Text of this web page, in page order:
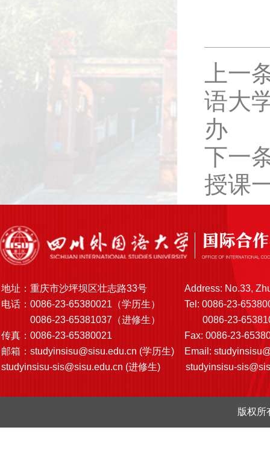
上一
语大
办
下一
授课
地址：重庆市沙坪坝区壮志路33号
Address: No.33,
电话：0086-23-65380021（学历生）
Tel: 0086-23-
0086-23-65381037（进修生）
0086-23-
传真：0086-23-65380021
Fax: 0086-23-
邮箱： studyinsisu@sisu.edu.cn (学历生) Email:
studyinsisu-sis@sisu.edu.cn (进修生) studyinsisu-
版权所